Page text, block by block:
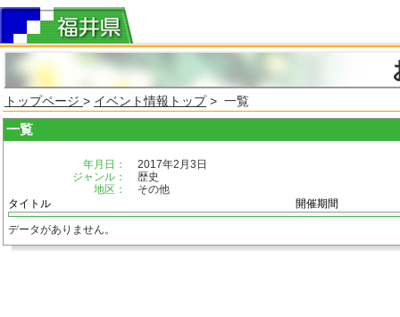
トップページ > イベント情報トップ> 一覧
一覧
年月日：
2017年2月3日
ジャンル：
歴史
地区：
その他
タイトル
開催期間
データがありません。